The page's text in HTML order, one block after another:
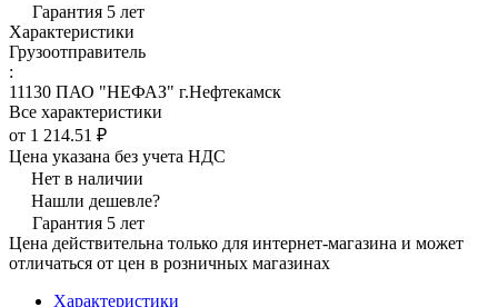
Гарантия 5 лет
Характеристики
Грузоотправитель
:
11130 ПАО "НЕФАЗ" г.Нефтекамск
Все характеристики
от 1 214.51 ₽
Цена указана без учета НДС
Нет в наличии
Нашли дешевле?
Гарантия 5 лет
Цена действительна только для интернет-магазина и может
отличаться от цен в розничных магазинах
Характеристики